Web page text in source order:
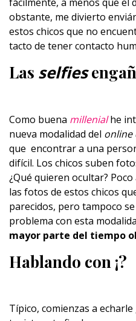
obstante, me divierto
estos chicos que no
tacto de tener contacto
Las selfies
Como buena millenialhe
nueva modalidad del online
que encontrar a una
difícil. Los chicos suben
¿Qué quieren ocultar?
las fotos de estos chicos
parecidos, pero tampoco
problema con esta
mayor parte del tiempo
Hablando con ¡?
Típico, comienzas a